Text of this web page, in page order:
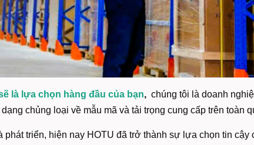
là lựa chọn hàng đầu của bạn, chúng tôi là doanh
chủng loại về mẫu mã và tải trọng cung cấp trên toàn
triển, hiện nay HOTU đã trở thành sự lựa chọn tin cậy